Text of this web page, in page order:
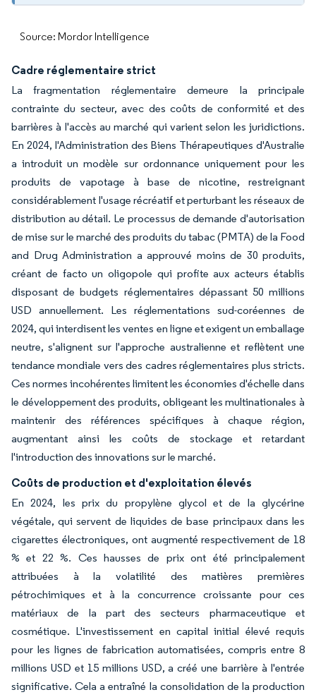
Source: Mordor Intelligence
Cadre réglementaire strict
La fragmentation réglementaire demeure la principale
contrainte du secteur, avec des coûts de conformité et des
barrières à l'accès au marché qui varient selon les juridictions.
En 2024, l'Administration des Biens Thérapeutiques d'Australie
a introduit un modèle sur ordonnance uniquement pour les
produits de vapotage à base de nicotine, restreignant
considérablement l'usage récréatif et perturbant les réseaux de
distribution au détail. Le processus de demande d'autorisation
de mise sur le marché des produits du tabac (PMTA) de la Food
and Drug Administration a approuvé moins de 30 produits,
créant de facto un oligopole qui profite aux acteurs établis
disposant de budgets réglementaires dépassant 50 millions
USD annuellement. Les réglementations sud-coréennes de
2024, qui interdisent les ventes en ligne et exigent un emballage
neutre, s'alignent sur l'approche australienne et reflètent une
tendance mondiale vers des cadres réglementaires plus stricts.
Ces normes incohérentes limitent les économies d'échelle dans
le développement des produits, obligeant les multinationales à
maintenir des références spécifiques à chaque région,
augmentant ainsi les coûts de stockage et retardant
l'introduction des innovations sur le marché.
Coûts de production et d'exploitation élevés
En 2024, les prix du propylène glycol et de la glycérine
végétale, qui servent de liquides de base principaux dans les
cigarettes électroniques, ont augmenté respectivement de 18
% et 22 %. Ces hausses de prix ont été principalement
attribuées à la volatilité des matières premières
pétrochimiques et à la concurrence croissante pour ces
matériaux de la part des secteurs pharmaceutique et
cosmétique. L'investissement en capital initial élevé requis
pour les lignes de fabrication automatisées, compris entre 8
millions USD et 15 millions USD, a créé une barrière à l'entrée
significative. Cela a entraîné la consolidation de la production